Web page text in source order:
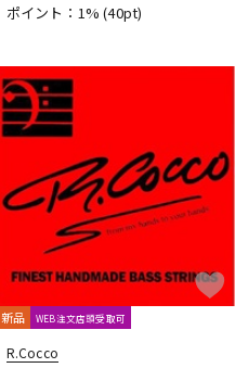
ポイント：1%(40pt)
新品 WEB注文店頭受取可
R.Cocco